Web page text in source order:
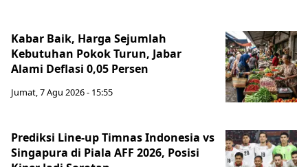
Kabar Baik, Harga Sejumlah
Kebutuhan Pokok Turun, Jabar
Alami Deflasi 0,05 Persen
Jumat, 7 Agu 2026 - 15:55
Prediksi Line-up Timnas Indonesia vs
Singapura di Piala AFF 2026, Posisi